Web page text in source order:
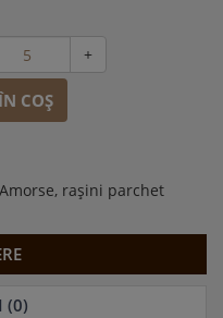
+
COŞ
raşini parchet
(0)